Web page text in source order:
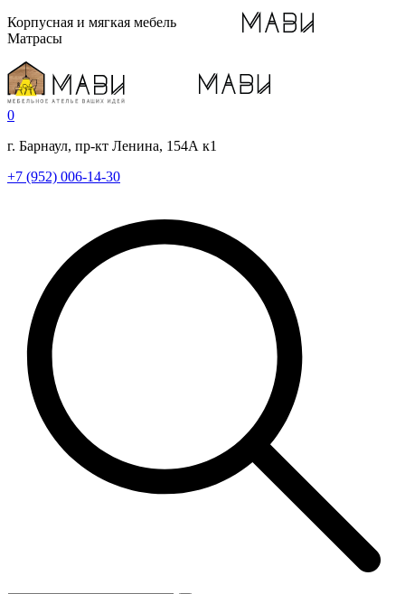
Корпусная и мягкая мебель
Матрасы
0
г. Барнаул, пр-кт Ленина, 154А к1
+7 (952) 006-14-30